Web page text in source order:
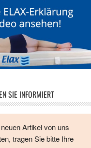
SIE INFORMIERT
Artikel von uns
tragen Sie bitte Ihre